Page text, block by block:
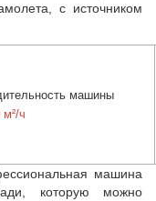
с источником
машины
м²/ч
машина
которую можно